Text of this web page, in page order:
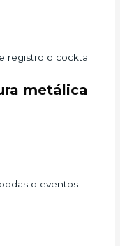
registro o cocktail.
metálica
o eventos